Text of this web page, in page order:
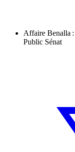
Affaire Benalla :
Public Sénat